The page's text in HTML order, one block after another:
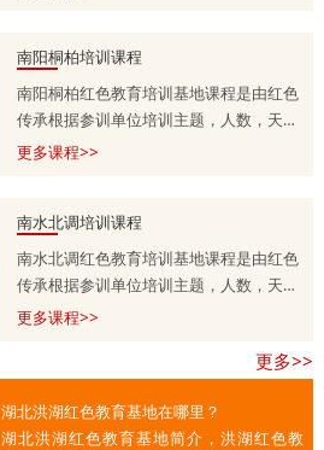
13303715399.
南阳桐柏培训课程
南阳桐柏红色教育培训基地课程是由红色
传承根据参训单位培训主题，人数，天
数，预算等量身定制的，培训课程方案分
13303715399.
更多课程>>
南水北调培训课程
南水北调红色教育培训基地课程是由红色
传承根据参训单位培训主题，人数，天
数，预算等量身定制的，培训课程方案分
更多课程>>
更多>>
湖北洪湖红色教育基地在哪里？
湖北洪湖红色教育基地简介，洪湖红色教